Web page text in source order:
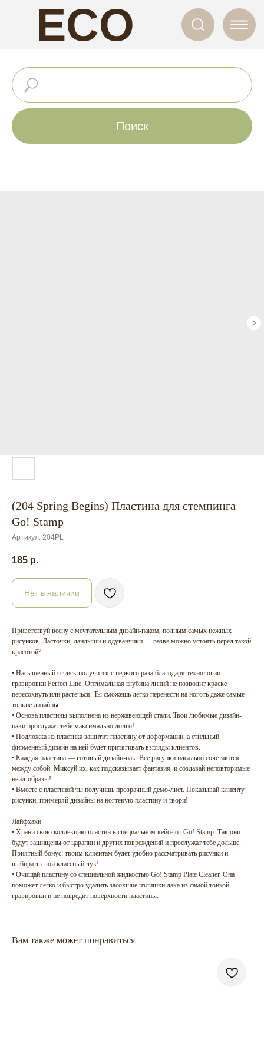
ECO
NAILS
Поиск
(204 Spring Begins) Пластина для стемпинга
Go! Stamp
Артикул: 204PL
185 р.
Нет в наличии
Приветствуй весну с мечтательным дизайн-паком, полным самых нежных
рисунков. Ласточки, ландыши и одуванчики — разве можно устоять перед такой
красотой?
• Насыщенный оттиск получится с первого раза благодаря технологии
гравировки Perfect Line. Оптимальная глубина линий не позволит краске
пересохнуть или растечься. Ты сможешь легко перенести на ноготь даже самые
тонкие дизайны.
• Основа пластины выполнена из нержавеющей стали. Твои любимые дизайн-
паки прослужат тебе максимально долго!
• Подложка из пластика защитит пластину от деформации, а стильный
фирменный дизайн на ней будет притягивать взгляды клиентов.
• Каждая пластина — готовый дизайн-пак. Все рисунки идеально сочетаются
между собой. Миксуй их, как подсказывает фантазия, и создавай неповторимые
нейл-образы!
• Вместе с пластиной ты получишь прозрачный демо-лист. Показывай клиенту
рисунки, примеряй дизайны на ногтевую пластину и твори!
Лайфхаки
• Храни свою коллекцию пластин в специальном кейсе от Go! Stamp. Так они
будут защищены от царапин и других повреждений и прослужат тебе дольше.
Приятный бонус: твоим клиентам будет удобно рассматривать рисунки и
выбирать свой классный лук!
• Очищай пластину со специальной жидкостью Go! Stamp Plate Cleaner. Она
поможет легко и быстро удалить засохшие излишки лака из самой тонкой
гравировки и не повредит поверхности пластины.
Вам также может понравиться